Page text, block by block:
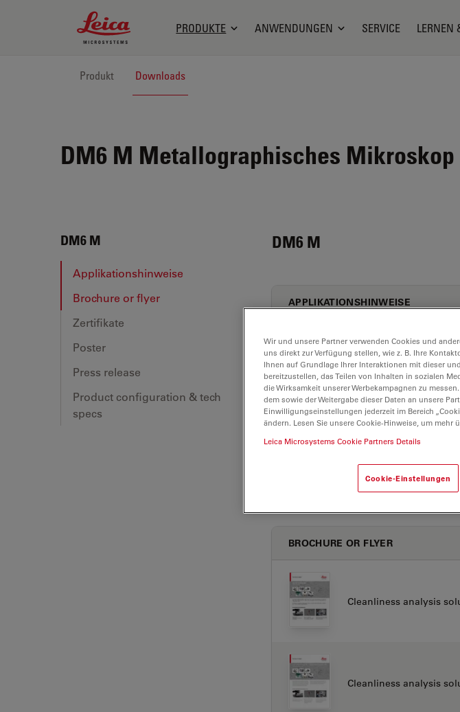
Leica Microsystems Logo
PRODUKTE ANWENDUNGEN SERVICE LERNEN
Produkt Downloads
DM6 M Metallographisches Mikroskop
DM6 M
Applikationshinweise
Brochure or flyer
Zertifikate
Poster
Press release
Product configuration & tech
specs
DM6 M
APPLIKATIONSHINWEISE
Cleanliness 3 factors
Factors-cleanliness-
BROCHURE OR FLYER
Cleanliness analysis
Cleanliness analysis
Wir und unsere Partner verwenden Cookies und
uns direkt zur Verfügung stellen, wie z. B. Ihre
Ihnen auf Grundlage Ihrer Interaktionen mit dieser
bereitzustellen, das Teilen von Inhalten in sozialen
die Wirksamkeit unserer Werbekampagnen zu
dem sowie der Weitergabe dieser Daten an unsere
Einwilligungseinstellungen jederzeit im Bereich
ändern. Lesen Sie unsere Cookie-Hinweise, um mehr
Leica Microsystems Cookie Partners Details
Cookie-Einstellungen